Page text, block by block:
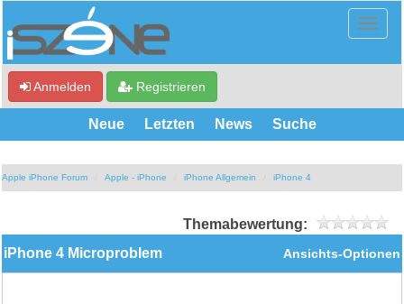
Anmelden Registrieren
Neue Letzten News Suche
Apple iPhone Forum Apple - iPhone iPhone Allgemein iPhone 4
Themabewertung:
Ansichts-Optionen
iPhone 4 Microproblem